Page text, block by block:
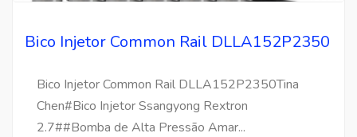
Bico Injetor Common Rail DLLA152P2350
Bico Injetor Common Rail DLLA152P2350Tina
Chen#Bico Injetor Ssangyong Rextron
2.7##Bomba de Alta Pressão Amar...